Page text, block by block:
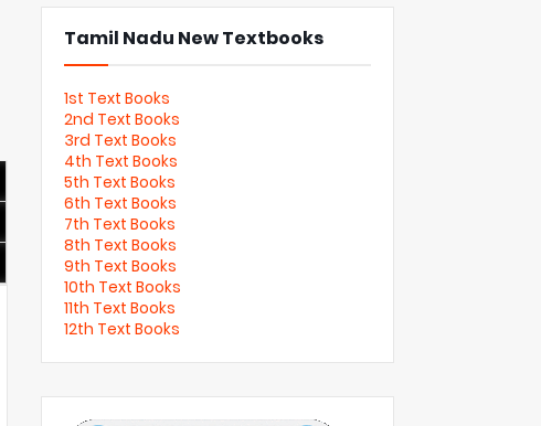
Tamil Nadu New Textbooks
1st Text Books
2nd Text Books
3rd Text Books
4th Text Books
5th Text Books
6th Text Books
7th Text Books
8th Text Books
9th Text Books
10th Text Books
11th Text Books
12th Text Books